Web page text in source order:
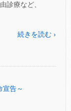
診療など、
続きを読む ›
宣告～